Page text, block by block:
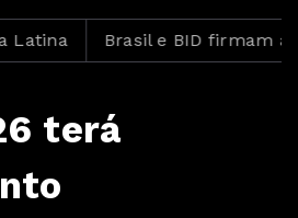
Brasil e BID firmam
terá